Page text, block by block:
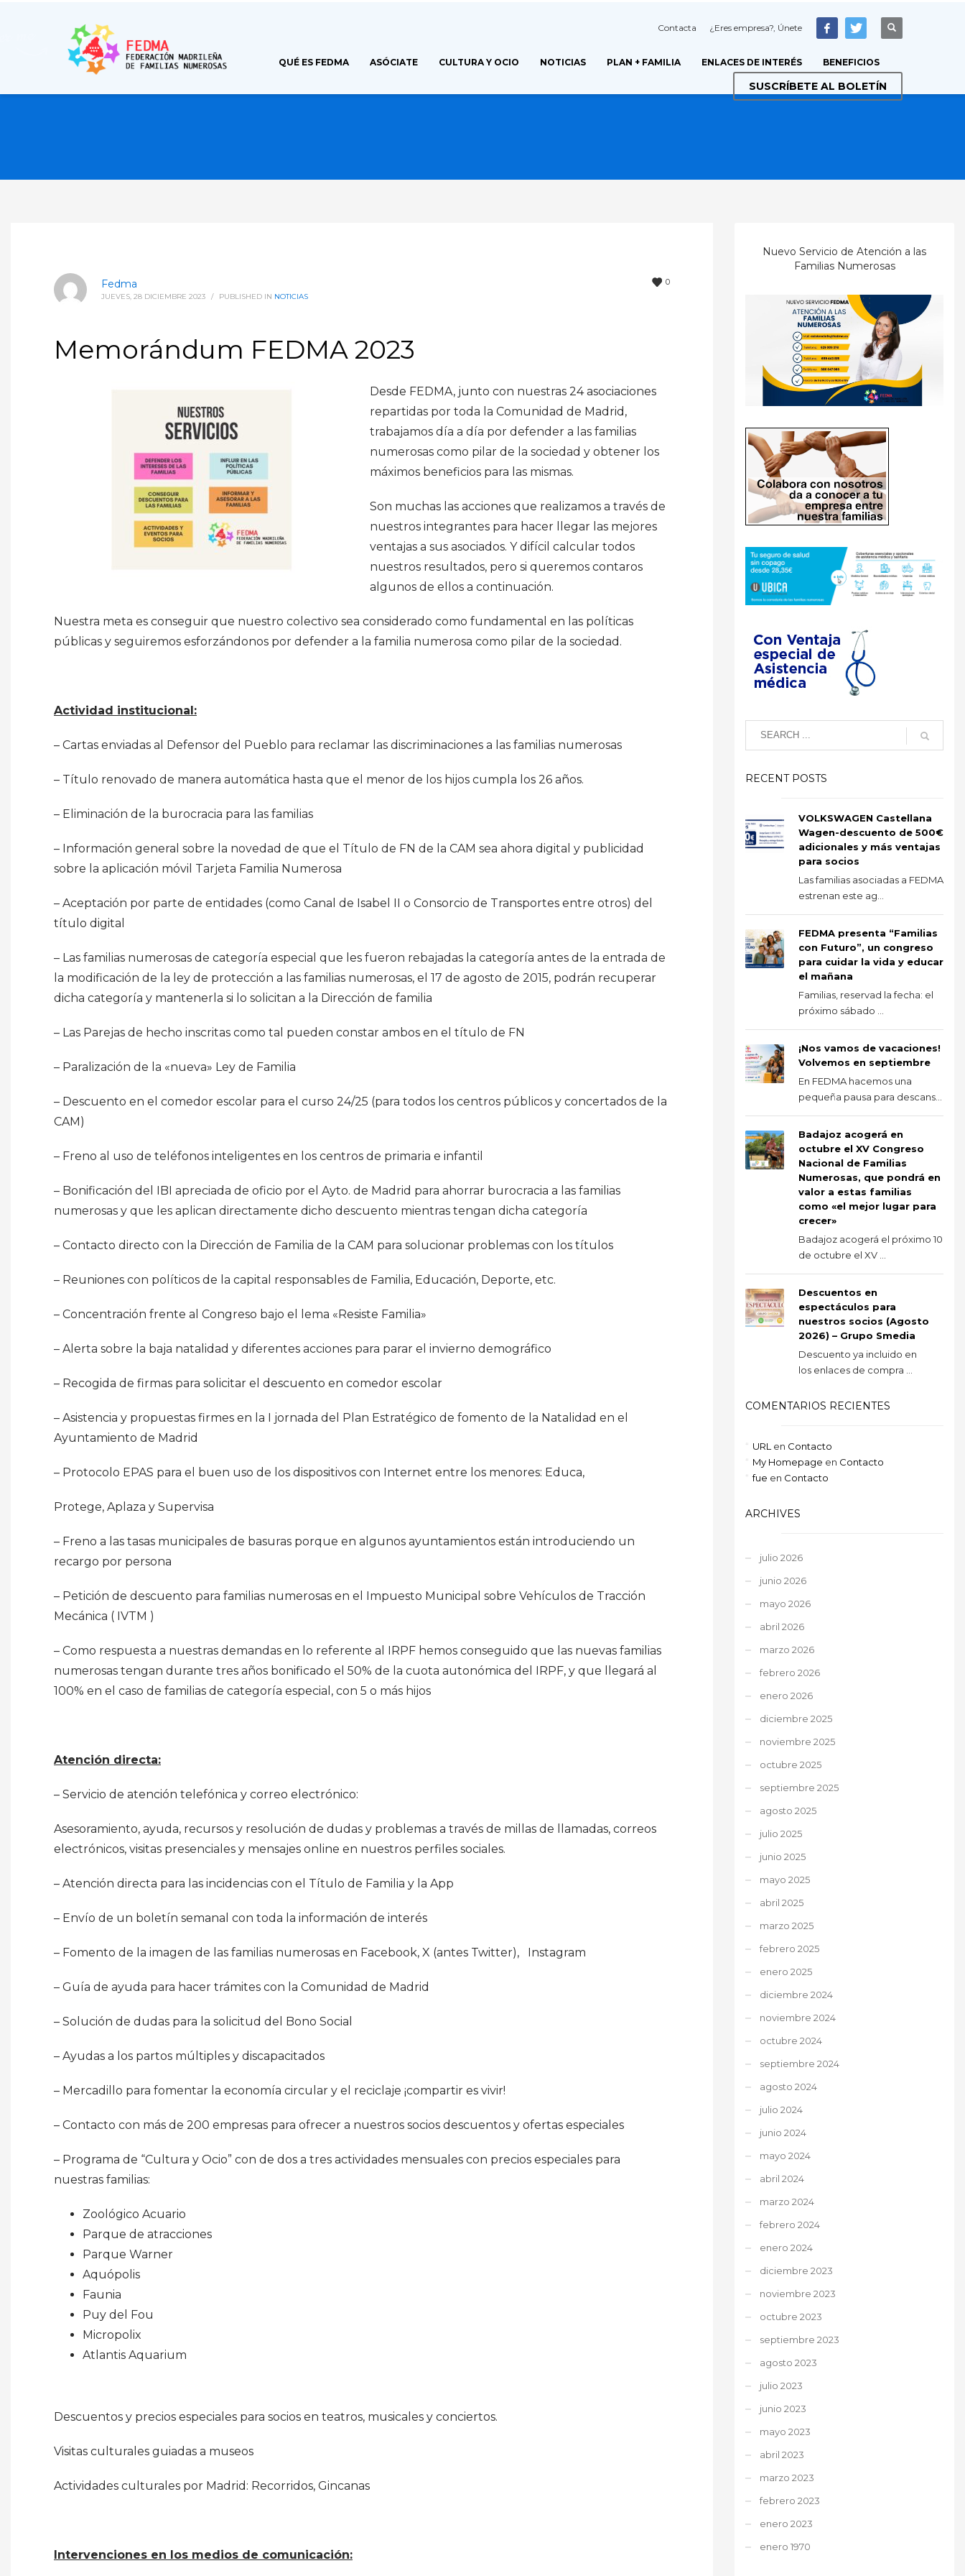
Contacta ¿Eres empresa?, Únete
QUÉ ES FEDMA ASÓCIATE CULTURA Y OCIO NOTICIAS PLAN + FAMILIA ENLACES DE INTERÉS BENEFICIOS
SUSCRÍBETE AL BOLETÍN
0
Fedma
JUEVES, 28 DICIEMBRE 2023 / PUBLISHED IN NOTICIAS
Memorándum FEDMA 2023
Desde FEDMA, junto con nuestras 24 asociaciones
repartidas por toda la Comunidad de Madrid,
trabajamos día a día por defender a las familias
numerosas como pilar de la sociedad y obtener los
máximos beneficios para las mismas.
Son muchas las acciones que realizamos a través de
nuestros integrantes para hacer llegar las mejores
ventajas a sus asociados. Y difícil calcular todos
nuestros resultados, pero si queremos contaros
algunos de ellos a continuación.
Nuestra meta es conseguir que nuestro colectivo sea considerado como fundamental en las políticas
públicas y seguiremos esforzándonos por defender a la familia numerosa como pilar de la sociedad.
Actividad institucional:
– Cartas enviadas al Defensor del Pueblo para reclamar las discriminaciones a las familias numerosas
– Título renovado de manera automática hasta que el menor de los hijos cumpla los 26 años.
– Eliminación de la burocracia para las familias
– Información general sobre la novedad de que el Título de FN de la CAM sea ahora digital y publicidad
sobre la aplicación móvil Tarjeta Familia Numerosa
– Aceptación por parte de entidades (como Canal de Isabel II o Consorcio de Transportes entre otros) del
título digital
– Las familias numerosas de categoría especial que les fueron rebajadas la categoría antes de la entrada de
la modificación de la ley de protección a las familias numerosas, el 17 de agosto de 2015, podrán recuperar
dicha categoría y mantenerla si lo solicitan a la Dirección de familia
– Las Parejas de hecho inscritas como tal pueden constar ambos en el título de FN
– Paralización de la «nueva» Ley de Familia
– Descuento en el comedor escolar para el curso 24/25 (para todos los centros públicos y concertados de la
CAM)
– Freno al uso de teléfonos inteligentes en los centros de primaria e infantil
– Bonificación del IBI apreciada de oficio por el Ayto. de Madrid para ahorrar burocracia a las familias
numerosas y que les aplican directamente dicho descuento mientras tengan dicha categoría
– Contacto directo con la Dirección de Familia de la CAM para solucionar problemas con los títulos
– Reuniones con políticos de la capital responsables de Familia, Educación, Deporte, etc.
– Concentración frente al Congreso bajo el lema «Resiste Familia»
– Alerta sobre la baja natalidad y diferentes acciones para parar el invierno demográfico
– Recogida de firmas para solicitar el descuento en comedor escolar
– Asistencia y propuestas firmes en la I jornada del Plan Estratégico de fomento de la Natalidad en el
Ayuntamiento de Madrid
– Protocolo EPAS para el buen uso de los dispositivos con Internet entre los menores: Educa,
Protege, Aplaza y Supervisa
– Freno a las tasas municipales de basuras porque en algunos ayuntamientos están introduciendo un
recargo por persona
– Petición de descuento para familias numerosas en el Impuesto Municipal sobre Vehículos de Tracción
Mecánica ( IVTM )
– Como respuesta a nuestras demandas en lo referente al IRPF hemos conseguido que las nuevas familias
numerosas tengan durante tres años bonificado el 50% de la cuota autonómica del IRPF, y que llegará al
100% en el caso de familias de categoría especial, con 5 o más hijos
Atención directa:
– Servicio de atención telefónica y correo electrónico:
Asesoramiento, ayuda, recursos y resolución de dudas y problemas a través de millas de llamadas, correos
electrónicos, visitas presenciales y mensajes online en nuestros perfiles sociales.
– Atención directa para las incidencias con el Título de Familia y la App
– Envío de un boletín semanal con toda la información de interés
– Fomento de la imagen de las familias numerosas en Facebook, X (antes Twitter), Instagram
– Guía de ayuda para hacer trámites con la Comunidad de Madrid
– Solución de dudas para la solicitud del Bono Social
– Ayudas a los partos múltiples y discapacitados
– Mercadillo para fomentar la economía circular y el reciclaje ¡compartir es vivir!
– Contacto con más de 200 empresas para ofrecer a nuestros socios descuentos y ofertas especiales
– Programa de “Cultura y Ocio” con de dos a tres actividades mensuales con precios especiales para
nuestras familias:
Zoológico Acuario
Parque de atracciones
Parque Warner
Aquópolis
Faunia
Puy del Fou
Micropolix
Atlantis Aquarium
Descuentos y precios especiales para socios en teatros, musicales y conciertos.
Visitas culturales guiadas a museos
Actividades culturales por Madrid: Recorridos, Gincanas
Intervenciones en los medios de comunicación:
Nuevo Servicio de Atención a las
Familias Numerosas
RECENT POSTS
VOLKSWAGEN Castellana
Wagen-descuento de 500€
adicionales y más ventajas
para socios
Las familias asociadas a FEDMA
estrenan este ag...
FEDMA presenta “Familias
con Futuro”, un congreso
para cuidar la vida y educar
el mañana
Familias, reservad la fecha: el
próximo sábado ...
¡Nos vamos de vacaciones!
Volvemos en septiembre
En FEDMA hacemos una
pequeña pausa para descans...
Badajoz acogerá en
octubre el XV Congreso
Nacional de Familias
Numerosas, que pondrá en
valor a estas familias
como «el mejor lugar para
crecer»
Badajoz acogerá el próximo 10
de octubre el XV ...
Descuentos en
espectáculos para
nuestros socios (Agosto
2026) – Grupo Smedia
Descuento ya incluido en
los enlaces de compra ...
COMENTARIOS RECIENTES
URL en Contacto
My Homepage en Contacto
fue en Contacto
ARCHIVES
julio 2026
junio 2026
mayo 2026
abril 2026
marzo 2026
febrero 2026
enero 2026
diciembre 2025
noviembre 2025
octubre 2025
septiembre 2025
agosto 2025
julio 2025
junio 2025
mayo 2025
abril 2025
marzo 2025
febrero 2025
enero 2025
diciembre 2024
noviembre 2024
octubre 2024
septiembre 2024
agosto 2024
julio 2024
junio 2024
mayo 2024
abril 2024
marzo 2024
febrero 2024
enero 2024
diciembre 2023
noviembre 2023
octubre 2023
septiembre 2023
agosto 2023
julio 2023
junio 2023
mayo 2023
abril 2023
marzo 2023
febrero 2023
enero 2023
enero 1970